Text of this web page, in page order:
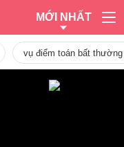
MỚI NHẤT
vụ điểm toán bất